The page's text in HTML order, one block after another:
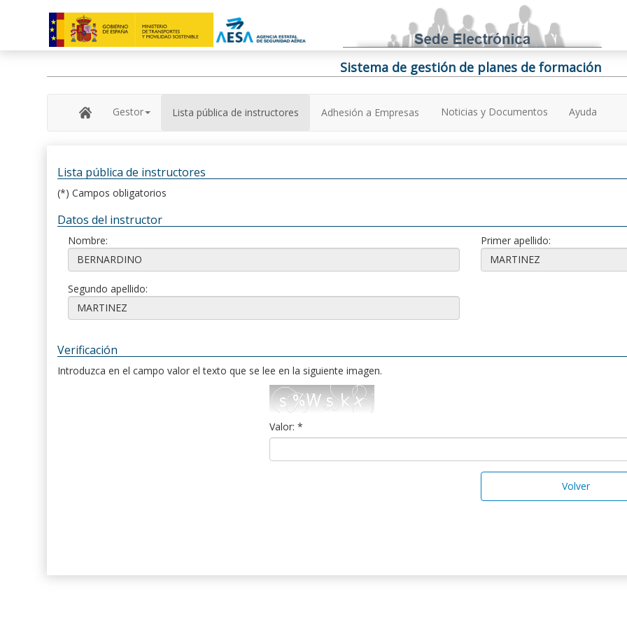
Sistema de gestión de planes de formación
Gestor Lista pública de instructores Adhesión a Empresas Noticias y Documentos Ayuda
Lista pública de instructores
(*) Campos obligatorios
Datos del instructor
Nombre: Primer apellido:
Segundo apellido:
Verificación
Introduzca en el campo valor el texto que se lee en la siguiente imagen.
Valor: *
Volver